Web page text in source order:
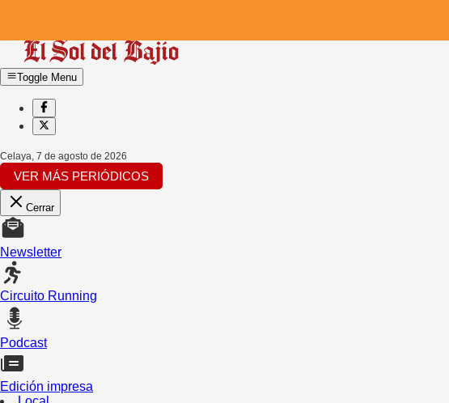
Toggle Menu
Celaya, 7 de agosto de 2026
VER MÁS PERIÓDICOS
Cerrar
Newsletter
Circuito Running
Podcast
Edición impresa